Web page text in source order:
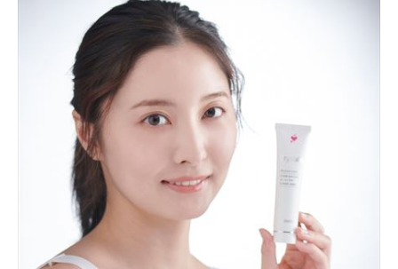
好きが集まる 比べて選べる
ビジネスと働き方のヒント
AI活用のいまが分かる
企業ITのトレンドを詳説
経営リーダーのコミュニティ
マーケ×ITの今がよく分かる
ITエンジニア向け専門サイト